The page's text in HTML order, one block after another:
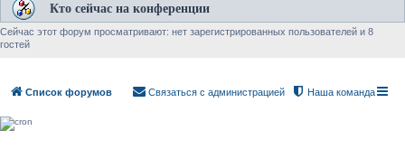
Кто сейчас на конференции
Сейчас этот форум просматривают: нет зарегистрированных пользователей и 8
гостей
Список форумов Наша команда
Связаться с администрацией